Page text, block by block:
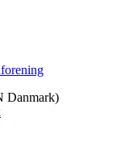
Danmark)